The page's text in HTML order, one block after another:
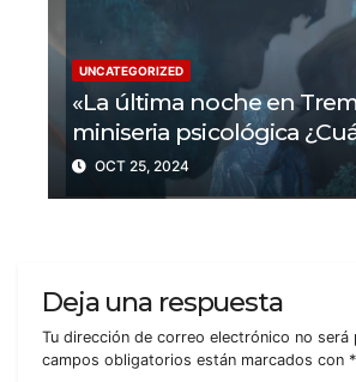
UNCATEGORIZED
«La última noche en
miniseria psicológica
trama?
OCT 25, 2024
Deja una respuesta
Tu dirección de correo electrónico no será
campos obligatorios están marcados con *